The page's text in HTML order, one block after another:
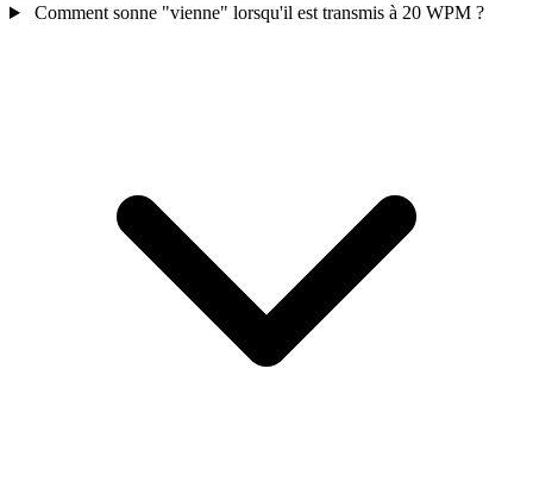
Comment sonne "vienne" lorsqu'il est transmis à 20 WPM ?